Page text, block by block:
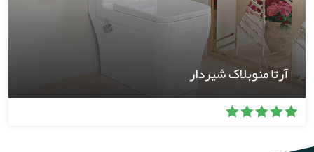
آرتا منوبلاک شیردار